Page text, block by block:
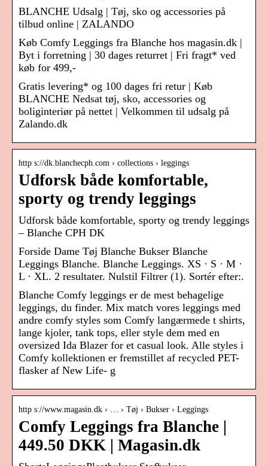
BLANCHE Udsalg | Tøj, sko og accessories på
tilbud online | ZALANDO
Køb Comfy Leggings fra Blanche hos magasin.dk |
Byt i forretning | 30 dages returret | Fri fragt* ved
køb for 499,-
Gratis levering* og 100 dages fri retur | Køb
BLANCHE Nedsat tøj, sko, accessories og
boliginteriør på nettet | Velkommen til udsalg på
Zalando.dk
http s://dk.blanchecph.com › collections › leggings
Udforsk både komfortable,
sporty og trendy leggings
Udforsk både komfortable, sporty og trendy leggings
– Blanche CPH DK
Forside Dame Tøj Blanche Bukser Blanche
Leggings Blanche. Blanche Leggings. XS · S · M ·
L · XL. 2 resultater. Nulstil Filtrer (1). Sortér efter:.
Blanche Comfy leggings er de mest behagelige
leggings, du finder. Mix match vores leggings med
andre comfy styles som Comfy langærmede t shirts,
lange kjoler, tank tops, eller style dem med en
oversized Ida Blazer for et casual look. Alle styles i
Comfy kollektionen er fremstillet af recycled PET-
flasker af New Life- g
http s://www.magasin.dk › … › Tøj › Bukser › Leggings
Comfy Leggings fra Blanche |
449.50 DKK | Magasin.dk